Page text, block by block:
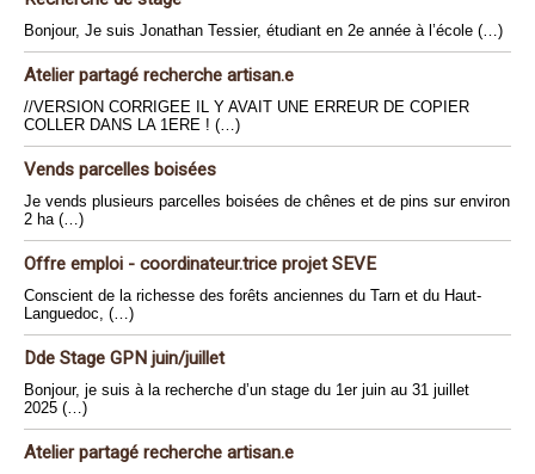
Bonjour, Je suis Jonathan Tessier, étudiant en 2e année à l’école (…)
Atelier partagé recherche artisan.e
//VERSION CORRIGEE IL Y AVAIT UNE ERREUR DE COPIER
COLLER DANS LA 1ERE ! (…)
Vends parcelles boisées
Je vends plusieurs parcelles boisées de chênes et de pins sur environ
2 ha (…)
Offre emploi - coordinateur.trice projet SEVE
Conscient de la richesse des forêts anciennes du Tarn et du Haut-
Languedoc, (…)
Dde Stage GPN juin/juillet
Bonjour, je suis à la recherche d’un stage du 1er juin au 31 juillet
2025 (…)
Atelier partagé recherche artisan.e